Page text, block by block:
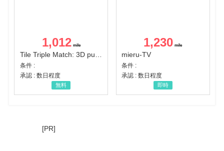
1,012
条件 :
承認 : 数日程度
無料
1,230
mieru-TV
条件 :
承認 : 数日程度
即時
[PR]